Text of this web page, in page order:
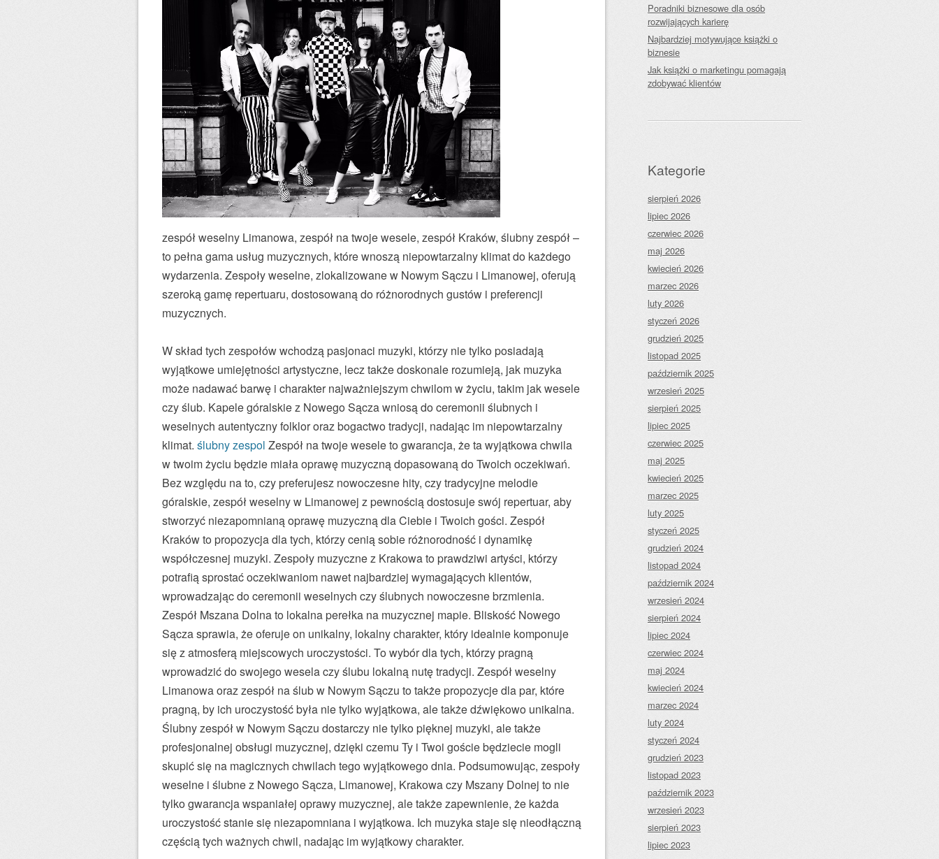
zespół weselny Limanowa, zespół na twoje wesele, zespół Kraków, ślubny zespół –
to pełna gama usług muzycznych, które wnoszą niepowtarzalny klimat do każdego
wydarzenia. Zespoły weselne, zlokalizowane w Nowym Sączu i Limanowej, oferują
szeroką gamę repertuaru, dostosowaną do różnorodnych gustów i preferencji
muzycznych.
W skład tych zespołów wchodzą pasjonaci muzyki, którzy nie tylko posiadają
wyjątkowe umiejętności artystyczne, lecz także doskonale rozumieją, jak muzyka
może nadawać barwę i charakter najważniejszym chwilom w życiu, takim jak wesele
czy ślub. Kapele góralskie z Nowego Sącza wniosą do ceremonii ślubnych i
weselnych autentyczny folklor oraz bogactwo tradycji, nadając im niepowtarzalny
klimat. ślubny zespol Zespół na twoje wesele to gwarancja, że ta wyjątkowa chwila
w twoim życiu będzie miała oprawę muzyczną dopasowaną do Twoich oczekiwań.
Bez względu na to, czy preferujesz nowoczesne hity, czy tradycyjne melodie
góralskie, zespół weselny w Limanowej z pewnością dostosuje swój repertuar, aby
stworzyć niezapomnianą oprawę muzyczną dla Ciebie i Twoich gości. Zespół
Kraków to propozycja dla tych, którzy cenią sobie różnorodność i dynamikę
współczesnej muzyki. Zespoły muzyczne z Krakowa to prawdziwi artyści, którzy
potrafią sprostać oczekiwaniom nawet najbardziej wymagających klientów,
wprowadzając do ceremonii weselnych czy ślubnych nowoczesne brzmienia.
Zespół Mszana Dolna to lokalna perełka na muzycznej mapie. Bliskość Nowego
Sącza sprawia, że oferuje on unikalny, lokalny charakter, który idealnie komponuje
się z atmosferą miejscowych uroczystości. To wybór dla tych, którzy pragną
wprowadzić do swojego wesela czy ślubu lokalną nutę tradycji. Zespół weselny
Limanowa oraz zespół na ślub w Nowym Sączu to także propozycje dla par, które
pragną, by ich uroczystość była nie tylko wyjątkowa, ale także dźwiękowo unikalna.
Ślubny zespół w Nowym Sączu dostarczy nie tylko pięknej muzyki, ale także
profesjonalnej obsługi muzycznej, dzięki czemu Ty i Twoi goście będziecie mogli
skupić się na magicznych chwilach tego wyjątkowego dnia. Podsumowując, zespoły
weselne i ślubne z Nowego Sącza, Limanowej, Krakowa czy Mszany Dolnej to nie
tylko gwarancja wspaniałej oprawy muzycznej, ale także zapewnienie, że każda
uroczystość stanie się niezapomniana i wyjątkowa. Ich muzyka staje się nieodłączną
częścią tych ważnych chwil, nadając im wyjątkowy charakter.
Poradniki biznesowe dla osób
rozwijających karierę
Najbardziej motywujące książki o
biznesie
Jak książki o marketingu pomagają
zdobywać klientów
Kategorie
sierpień 2026
lipiec 2026
czerwiec 2026
maj 2026
kwiecień 2026
marzec 2026
luty 2026
styczeń 2026
grudzień 2025
listopad 2025
październik 2025
wrzesień 2025
sierpień 2025
lipiec 2025
czerwiec 2025
maj 2025
kwiecień 2025
marzec 2025
luty 2025
styczeń 2025
grudzień 2024
listopad 2024
październik 2024
wrzesień 2024
sierpień 2024
lipiec 2024
czerwiec 2024
maj 2024
kwiecień 2024
marzec 2024
luty 2024
styczeń 2024
grudzień 2023
listopad 2023
październik 2023
wrzesień 2023
sierpień 2023
lipiec 2023